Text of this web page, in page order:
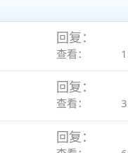
回复
查看
回复
查看
回复